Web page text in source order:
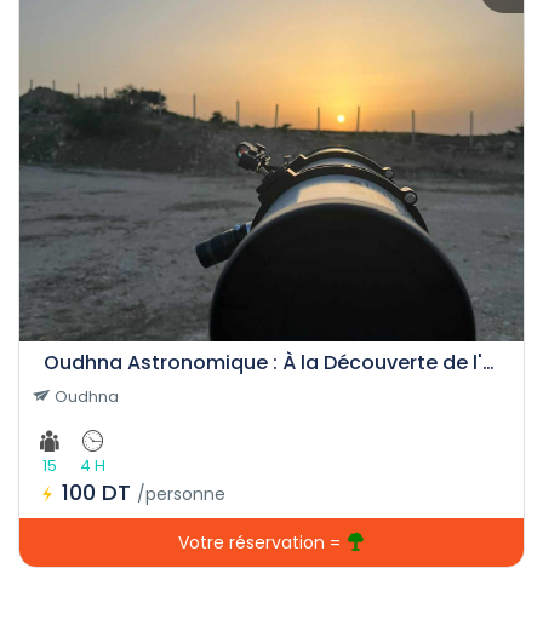
Oudhna Astronomique : À la Découverte de l'Univers
Oudhna
15 4 H
100 DT /personne
Votre réservation =